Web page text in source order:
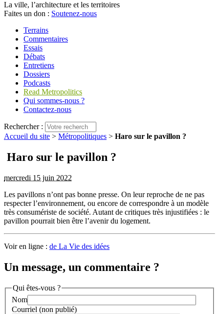
La ville, l’architecture et les territoires
Faites un don : Soutenez-nous
Terrains
Commentaires
Essais
Débats
Entretiens
Dossiers
Podcasts
Read Metropolitics
Qui sommes-nous ?
Contactez-nous
Rechercher :
Accueil du site > Métropolitiques > Haro sur le pavillon ?
Haro sur le pavillon ?
mercredi 15 juin 2022
Les pavillons n’ont pas bonne presse. On leur reproche de ne pas
respecter l’environnement, ou encore de correspondre à un modèle
très consumériste de société. Autant de critiques très injustifiées : le
pavillon pourrait bien être l’avenir du logement.
Voir en ligne : de La Vie des idées
Un message, un commentaire ?
Qui êtes-vous ?
Nom
Courriel (non publié)